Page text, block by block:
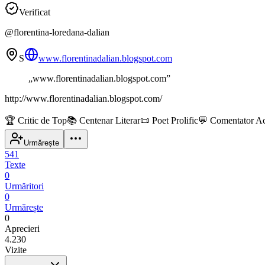
Verificat
@florentina-loredana-dalian
S
www.florentinadalian.blogspot.com
„www.florentinadalian.blogspot.com”
http://www.florentinadalian.blogspot.com/
🏆 Critic de Top📚 Centenar Literar📜 Poet Prolific💬 Comentator
Urmărește
541
Texte
0
Urmăritori
0
Urmărește
0
Aprecieri
4.230
Vizite